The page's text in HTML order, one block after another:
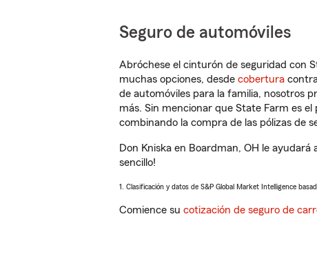
Seguro de automóviles
Abróchese el cinturón de seguridad con
muchas opciones, desde cobertura
de automóviles para la familia, nosotros
más. Sin mencionar que State Farm es
combinando la compra de las pólizas de
Don Kniska en Boardman, OH le
sencillo!
1. Clasificación y datos de S&P Global Market Intelligence
Comience su cotización de seguro de